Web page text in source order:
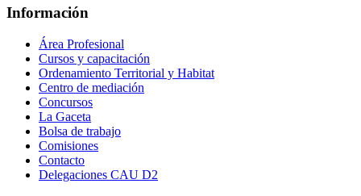
Información
Área Profesional
Cursos y capacitación
Ordenamiento Territorial y Habitat
Centro de mediación
Concursos
La Gaceta
Bolsa de trabajo
Comisiones
Contacto
Delegaciones CAU D2